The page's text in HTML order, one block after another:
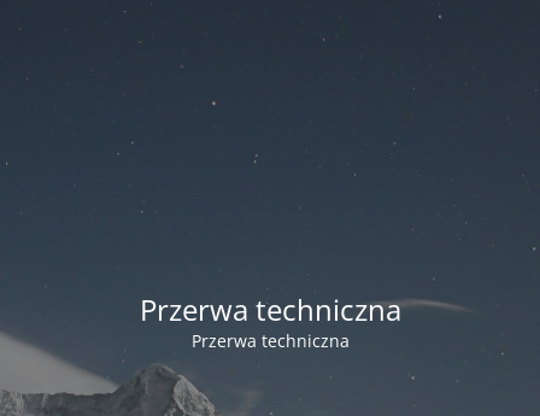
Przerwa techniczna
Przerwa techniczna